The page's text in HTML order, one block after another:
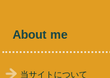
About me
当サイトについて